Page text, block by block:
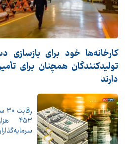
کارخانه‌ها خود برای
تولیدکنندگان همچنان برای
دارند